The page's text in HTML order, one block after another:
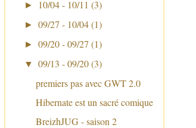
► 10/04 - 10/11 (3)
► 09/27 - 10/04 (1)
► 09/20 - 09/27 (1)
▼ 09/13 - 09/20 (3)
premiers pas avec GWT 2.0
Hibernate est un sacré comique
BreizhJUG - saison 2